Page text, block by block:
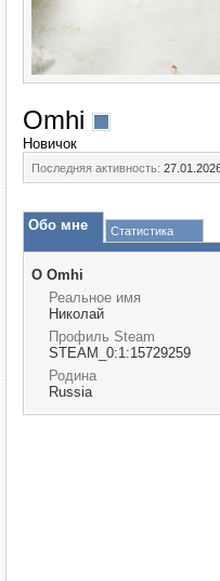
Omhi
Новичок
Последняя активность:
Обо мне Статистика
О Omhi
Реальное имя
Николай
Профиль Steam
STEAM_0:1:15729259
Родина
Russia